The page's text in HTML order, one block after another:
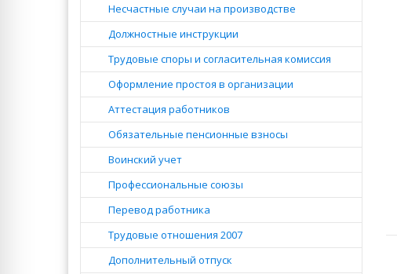
Несчастные случаи на производстве
Должностные инструкции
Трудовые споры и согласительная комиссия
Оформление простоя в организации
Аттестация работников
Обязательные пенсионные взносы
Воинский учет
Профессиональные союзы
Перевод работника
Трудовые отношения 2007
Дополнительный отпуск